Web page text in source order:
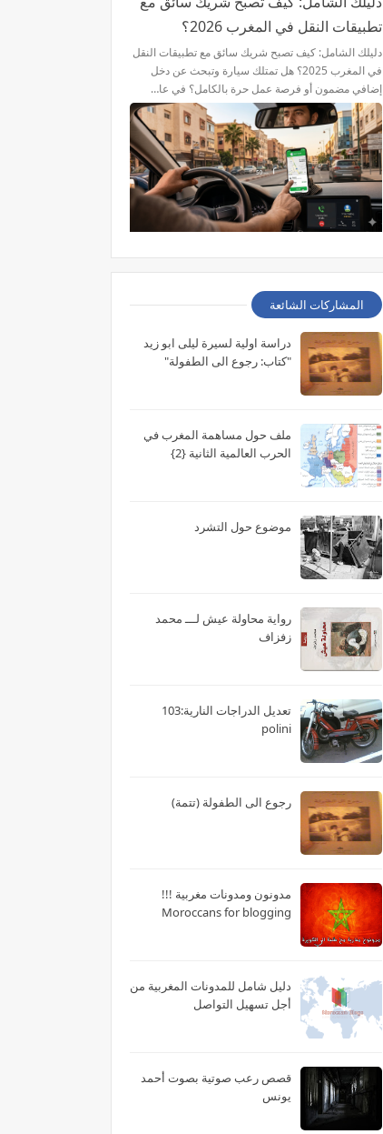
تطبيقات النقل في المغرب 2026؟
دليلك الشامل: كيف تصبح شريك سائق مع تطبيقات النقل
في المغرب 2025؟ هل تمتلك سيارة وتبحث عن دخل
إضافي مضمون أو فرصة عمل حرة بالكامل؟ في عا…
المشاركات الشائعة
دراسة اولية لسيرة ليلى ابو زيد
"كتاب: رجوع الى الطفولة"
ملف حول مساهمة المغرب في
الحرب العالمية الثانية {2}
موضوع حول التشرد
رواية محاولة عيش لـــ محمد
زفزاف
تعديل الدراجات النارية:103
polini
رجوع الى الطفولة (تتمة)
مدونون ومدونات مغربية !!!
Moroccans for blogging
دليل شامل للمدونات المغربية من
أجل تسهيل التواصل
قصص رعب صوتية بصوت أحمد
يونس